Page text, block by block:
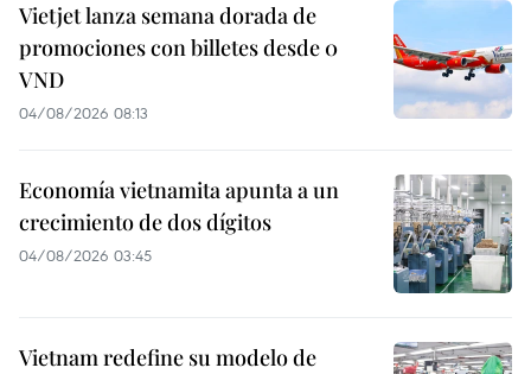
Vietjet lanza semana dorada de
promociones con billetes desde 0
VND
04/08/2026 08:13
Economía vietnamita apunta a un
crecimiento de dos dígitos
04/08/2026 03:45
Vietnam redefine su modelo de